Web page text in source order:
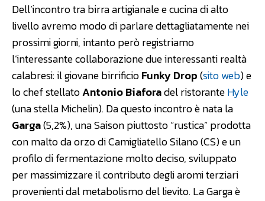
Dell’incontro tra birra artigianale e cucina di alto
livello avremo modo di parlare dettagliatamente nei
prossimi giorni, intanto però registriamo
l’interessante collaborazione due interessanti realtà
calabresi: il giovane birrificioFunky Drop(sito web) e
lo chef stellatoAntonio Biaforadel ristoranteHyle
(una stella Michelin). Da questo incontro è nata la
Garga(5,2%), una Saison piuttosto “rustica” prodotta
con malto da orzo di Camigliatello Silano (CS) e un
profilo di fermentazione molto deciso, sviluppato
per massimizzare il contributo degli aromi terziari
provenienti dal metabolismo del lievito. La Garga è